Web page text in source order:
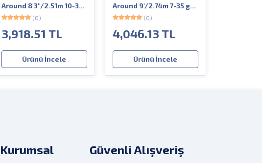
Around 8'3''/2.51m 10-35
gr 2 Parça(0)
3,918.51 TL
Ürünü İncele
Around 9'/2.74m 7-35 gr
2 Parça
(0)
4,046.13 TL
Ürünü İncele
Kurumsal Güvenli Alışveriş